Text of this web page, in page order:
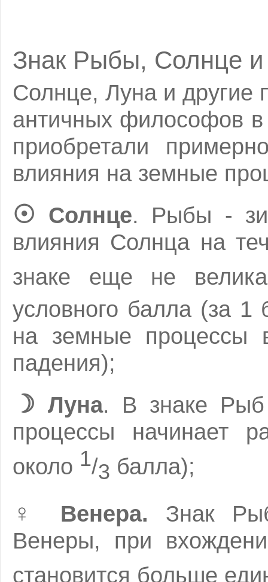
Знак Рыбы, Солнце и
Солнце, Луна и другие
античных философов
приобретали
влияния на земные
☉ Солнце. Рыбы -
влияния Солнца на
знаке еще не
условного балла (за 1
на земные процессы
падения);
☽ Луна. В знаке
процессы начинает
около 1/3 балла);
♀ Венера. Знак
Венеры, при
становится больше